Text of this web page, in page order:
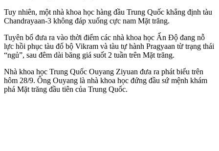
Tuy nhiên, một nhà khoa học hàng đầu Trung Quốc khẳng định tàu
Chandrayaan-3 không đáp xuống cực nam Mặt trăng.
Tuyên bố đưa ra vào thời điểm các nhà khoa học Ấn Độ đang nỗ
lực hồi phục tàu đổ bộ Vikram và tàu tự hành Pragyaan từ trạng thái
“ngủ”, sau đêm dài băng giá suốt 2 tuần trên Mặt trăng.
Nhà khoa học Trung Quốc Ouyang Ziyuan đưa ra phát biểu trên
hôm 28/9. Ông Ouyang là nhà khoa học đứng đầu sứ mệnh khám
phá Mặt trăng đầu tiên của Trung Quốc.